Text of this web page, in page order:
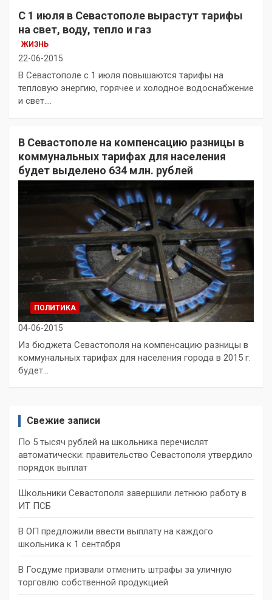
С 1 июля в Севастополе вырастут тарифы
на свет, воду, тепло и газ
ЖИЗНЬ
22-06-2015
В Севастополе с 1 июля повышаются тарифы на
тепловую энергию, горячее и холодное водоснабжение
и свет.…
В Севастополе на компенсацию разницы в
коммунальных тарифах для населения
будет выделено 634 млн. рублей
ПОЛИТИКА
04-06-2015
Из бюджета Севастополя на компенсацию разницы в
коммунальных тарифах для населения города в 2015 г.
будет…
Свежие записи
По 5 тысяч рублей на школьника перечислят
автоматически: правительство Севастополя утвердило
порядок выплат
Школьники Севастополя завершили летнюю работу в
ИТ ПСБ
В ОП предложили ввести выплату на каждого
школьника к 1 сентября
В Госдуме призвали отменить штрафы за уличную
торговлю собственной продукцией